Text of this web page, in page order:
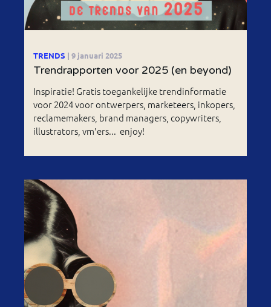
TRENDS | 9 januari 2025
Trendrapporten voor 2025 (en beyond)
Inspiratie! Gratis toegankelijke trendinformatie
voor 2024 voor ontwerpers, marketeers, inkopers,
reclamemakers, brand managers, copywriters,
illustrators, vm'ers... enjoy!